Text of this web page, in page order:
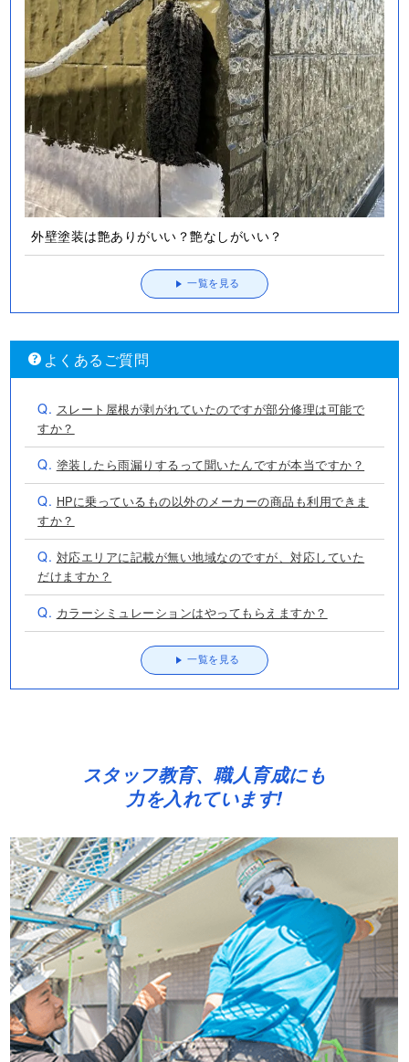
外壁塗装は艶ありがいい？艶なしがいい？
一覧を見る
よくあるご質問
Q. スレート屋根が剥がれていたのですが部分修理は可能で
すか？
Q. 塗装したら雨漏りするって聞いたんですが本当ですか？
Q. HPに乗っているもの以外のメーカーの商品も利用できま
すか？
Q. 対応エリアに記載が無い地域なのですが、対応していた
だけますか？
Q. カラーシミュレーションはやってもらえますか？
一覧を見る
スタッフ教育、職人育成にも
力を入れています!